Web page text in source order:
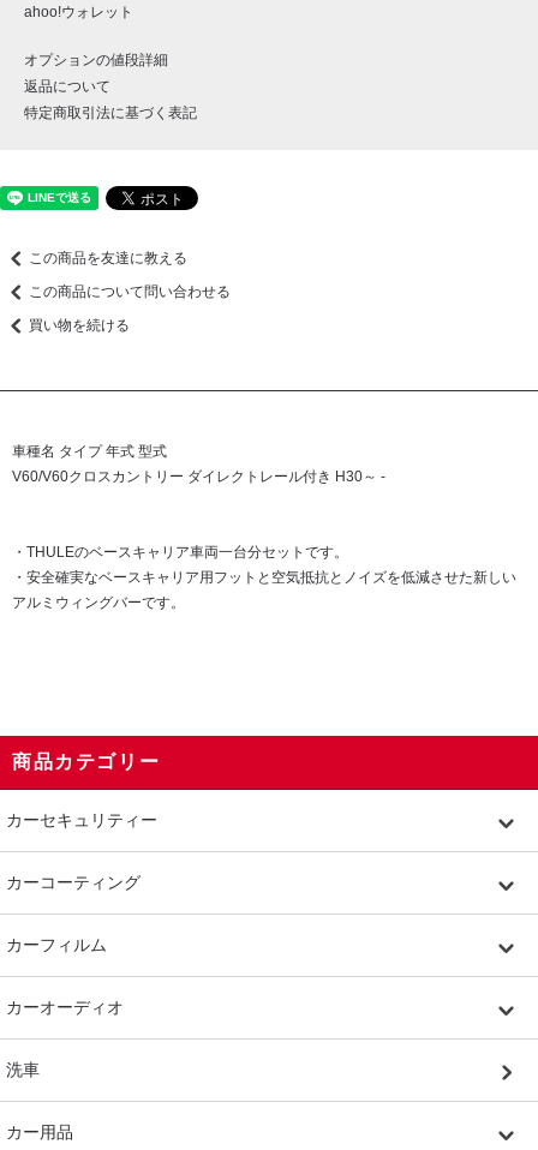
ahoo!ウォレット
オプションの値段詳細
返品について
特定商取引法に基づく表記
この商品を友達に教える
この商品について問い合わせる
買い物を続ける
車種名 タイプ 年式 型式
V60/V60クロスカントリー ダイレクトレール付き H30～ -
・THULEのベースキャリア車両一台分セットです。
・安全確実なベースキャリア用フットと空気抵抗とノイズを低減させた新しい
アルミウィングバーです。
商品カテゴリー
カーセキュリティー
カーコーティング
カーフィルム
カーオーディオ
洗車
カー用品